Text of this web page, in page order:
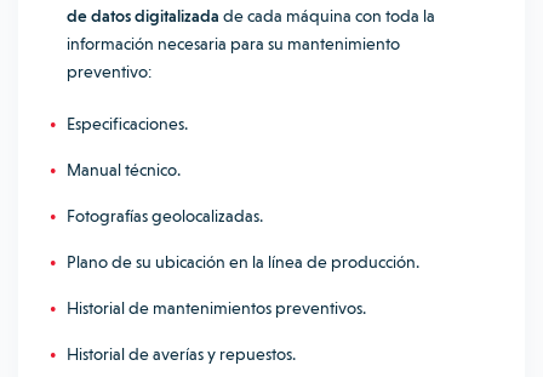
de datos digitalizada de cada máquina con toda la
información necesaria para su mantenimiento
preventivo:
Especificaciones.
Manual técnico.
Fotografías geolocalizadas.
Plano de su ubicación en la línea de producción.
Historial de mantenimientos preventivos.
Historial de averías y repuestos.